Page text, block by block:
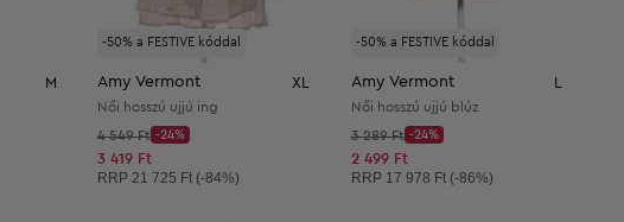
M
-50% a FESTIVE kóddal
Amy Vermont XL
Női hosszú ujjú ing
Kezdő ár:
4 549 Ft
Discount Price:
-24%
Csökkentett ár:
3 419 Ft
Ajánlott ár:
RRP 21 725 Ft (-84%)
-50% a FESTIVE kóddal
Amy Vermont L
Női hosszú ujjú blúz
Kezdő ár:
3 289 Ft
Discount Price:
-24%
Csökkentett ár:
2 499 Ft
Ajánlott ár:
RRP 17 978 Ft (-86%)